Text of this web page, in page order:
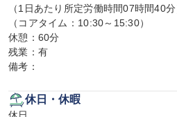
（1日あたり所定労働時間07時間40
（コアタイム：10:30～15:30）
休憩：60分
残業：有
備考：
休日・休暇